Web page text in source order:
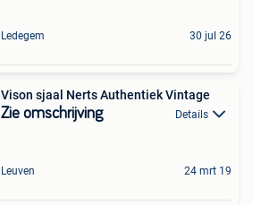
Ledegem 30 jul 26
Vison sjaal Nerts Authentiek Vintage
Zie omschrijving Details
Leuven 24 mrt 19